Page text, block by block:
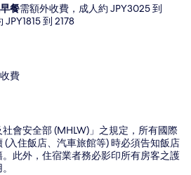
餐需額外收費，成人約 JPY3025 到
到 2178
費
會安全部 (MHLW)」之規定，所有國際
(入住飯店、汽車旅館等) 時必須告知飯店
此外，住宿業者務必影印所有房客之護